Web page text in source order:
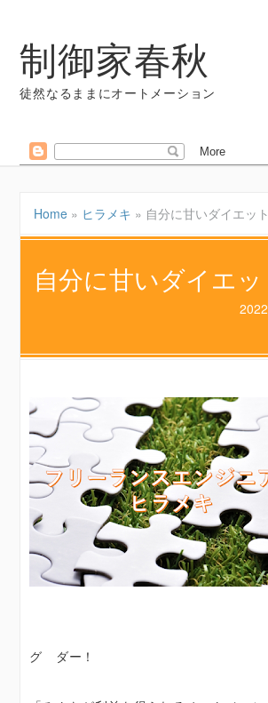
制御家春秋
徒然なるままにオートメーション
Home » ヒラメキ » 自分に甘いダイエット
自分に甘いダイエッ
グ ダー！